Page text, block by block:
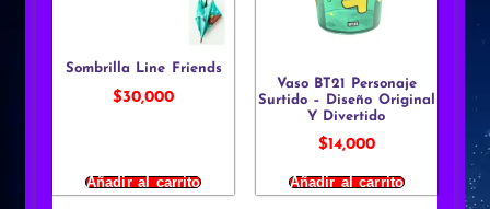
Sombrilla Line Friends
$30,000
Añadir al carrito
Vaso BT21 Personaje
Surtido – Diseño Original
Y Divertido
$14,000
Añadir al carrito